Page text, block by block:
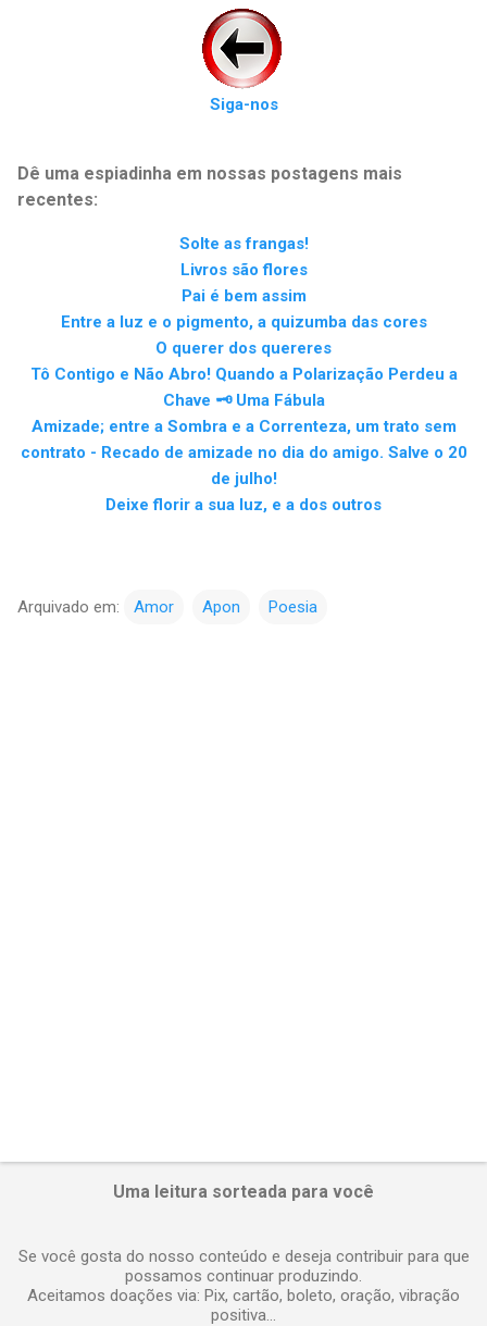
Siga-nos
Dê uma espiadinha em nossas postagens mais
recentes:
Solte as frangas!
Livros são flores
Pai é bem assim
Entre a luz e o pigmento, a quizumba das cores
O querer dos quereres
Tô Contigo e Não Abro! Quando a Polarização Perdeu a
Chave 🗝️ Uma Fábula
Amizade; entre a Sombra e a Correnteza, um trato sem
contrato - Recado de amizade no dia do amigo. Salve o 20
de julho!
Deixe florir a sua luz, e a dos outros
Arquivado em: Amor Apon Poesia
Uma leitura sorteada para você
Se você gosta do nosso conteúdo e deseja contribuir para que
possamos continuar produzindo.
Aceitamos doações via: Pix, cartão, boleto, oração, vibração
positiva...